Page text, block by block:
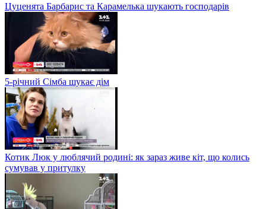
Цуценята Барбарис та Карамелька шукають господарів
5-річний Сімба шукає дім
Котик Люк у люблячий родині: як зараз живе кіт, що колись
сумував у притулку